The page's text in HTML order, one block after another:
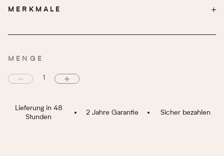
MERKMALE
MECHANISMUS
MÄCHTIG 18 j
MENGE
Lieferung in 48
Stunden
2 Jahre Garantie Sicher bezahlen